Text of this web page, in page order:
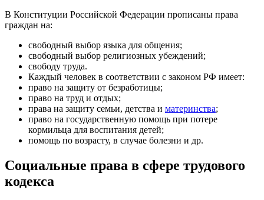
В Конституции Российской Федерации прописаны права
граждан на:
свободный выбор языка для общения;
свободный выбор религиозных убеждений;
свободу труда.
Каждый человек в соответствии с законом РФ имеет:
право на защиту от безработицы;
право на труд и отдых;
права на защиту семьи, детства и материнства;
право на государственную помощь при потере
кормильца для воспитания детей;
помощь по возрасту, в случае болезни и др.
Социальные права в сфере трудового
кодекса